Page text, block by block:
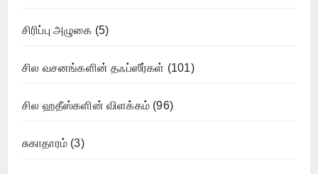
சிரிப்பு அழுகை (5)
சில வசனங்களின் தஃப்ஸீர்கள் (101)
சில ஹதீஸ்களின் விளக்கம் (96)
சுகாதாரம் (3)